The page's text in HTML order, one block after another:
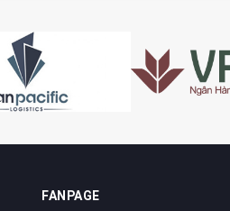
FANPAGE